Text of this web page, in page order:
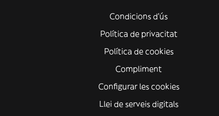
Condicions d'ús
Política de privacitat
Política de cookies
Compliment
Configurar les cookies
Llei de serveis digitals